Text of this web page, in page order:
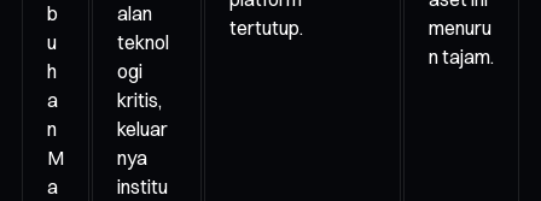
b
u
h
a
n
M
a
alan
teknol
ogi
kritis,
keluar
nya
institu
tertutup.
menuru
n tajam.